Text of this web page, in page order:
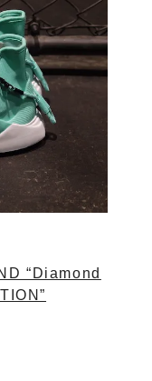
“Diamond